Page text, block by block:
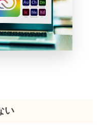
い